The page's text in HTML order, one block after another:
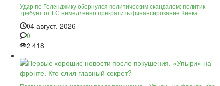
Удар по Геленджику обернулся политическим скандалом: политик
требует от ЕС немедленно прекратить финансирование Киева
04 август, 2026
0
2 418